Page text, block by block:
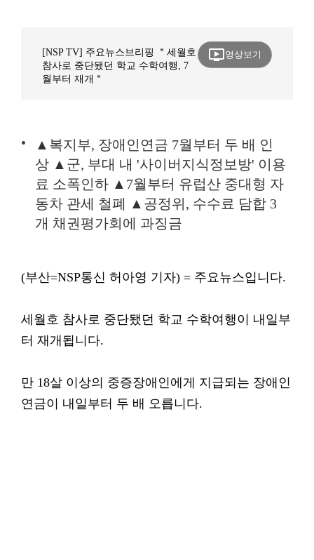
[NSP TV] 주요뉴스브리핑 ＂세월호
참사로 중단됐던 학교 수학여행, 7
월부터 재개＂
ondemand_video영상보기
▲복지부, 장애인연금 7월부터 두 배 인
상 ▲군, 부대 내 '사이버지식정보방' 이용
료 소폭인하 ▲7월부터 유럽산 중대형 자
동차 관세 철폐 ▲공정위, 수수료 담합 3
개 채권평가회에 과징금
(부산=NSP통신 허아영 기자) = 주요뉴스입니다.
세월호 참사로 중단됐던 학교 수학여행이 내일부
터 재개됩니다.
만 18살 이상의 중증장애인에게 지급되는 장애인
연금이 내일부터 두 배 오릅니다.